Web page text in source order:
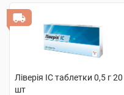
Ліверія IC таблетки 0,5 г 20
шт